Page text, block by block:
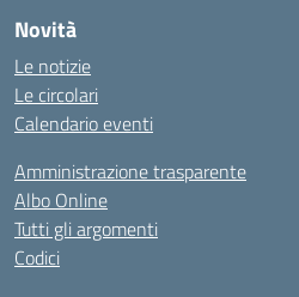
Novità
Le notizie
Le circolari
Calendario eventi
Amministrazione trasparente
Albo Online
Tutti gli argomenti
Codici